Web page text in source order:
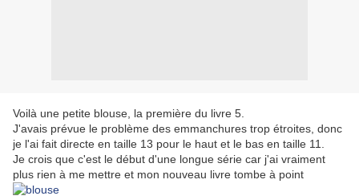
Voilà une petite blouse, la première du livre 5.
J'avais prévue le problème des emmanchures trop étroites, donc
je l'ai fait directe en taille 13 pour le haut et le bas en taille 11.
Je crois que c'est le début d'une longue série car j'ai vraiment
plus rien à me mettre et mon nouveau livre tombe à point